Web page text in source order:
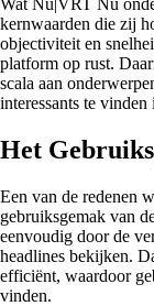
Wat Nu|VRT Nu
kernwaarden die zij
objectiviteit en
platform op rust.
scala aan
interessants te vinden
Het
Een van de redenen
gebruiksgemak van
eenvoudig door de
headlines bekijken.
efficiënt, waardoor
vinden.